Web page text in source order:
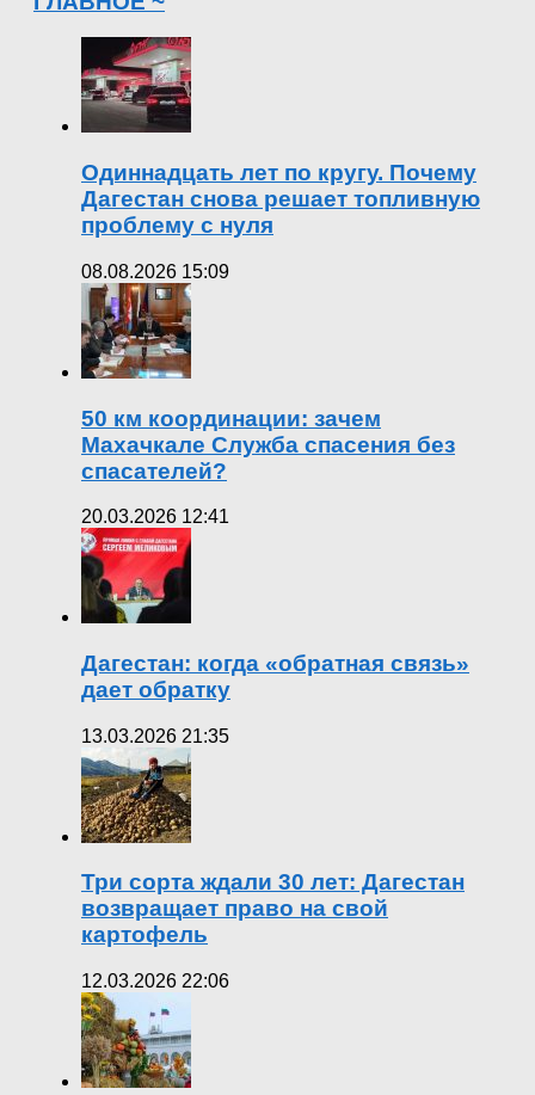
Одиннадцать лет по кругу. Почему
Дагестан снова решает топливную
проблему с нуля
08.08.2026 15:09
50 км координации: зачем
Махачкале Служба спасения без
спасателей?
20.03.2026 12:41
Дагестан: когда «обратная связь»
дает обратку
13.03.2026 21:35
Три сорта ждали 30 лет: Дагестан
возвращает право на свой
картофель
12.03.2026 22:06